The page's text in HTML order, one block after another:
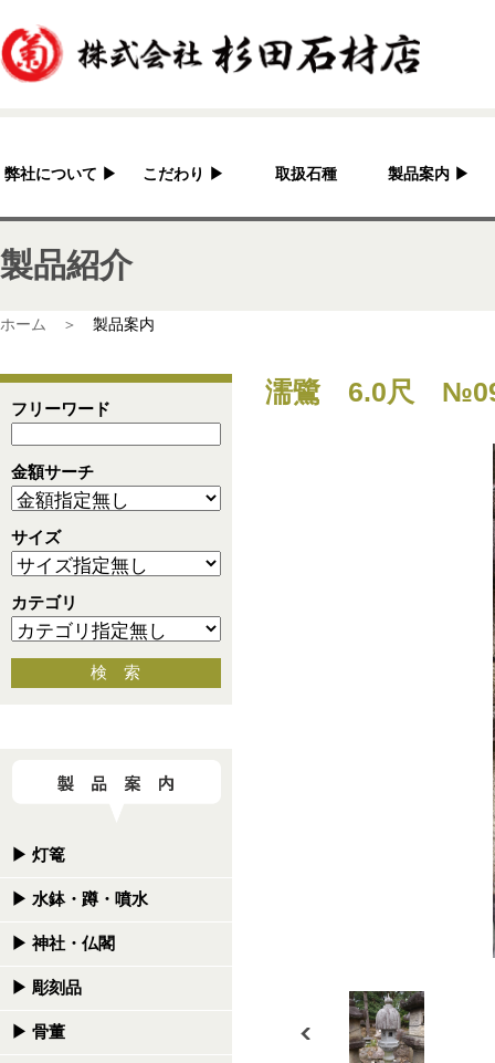
弊社について ▶
杉田石材店とは？
会社概要
こだわり ▶
加工へのこだわり
取扱石種 製品案内 ▶
灯篭
骨董
製品紹介
ホーム ＞ 製品案内
フリーワード
金額サーチ
サイズ
カテゴリ
検 索
▶ 灯篭
▶ 水鉢・蹲・噴水
▶ 神社・仏閣
▶ 彫刻品
▶ 骨董
濡鷺 6.0尺